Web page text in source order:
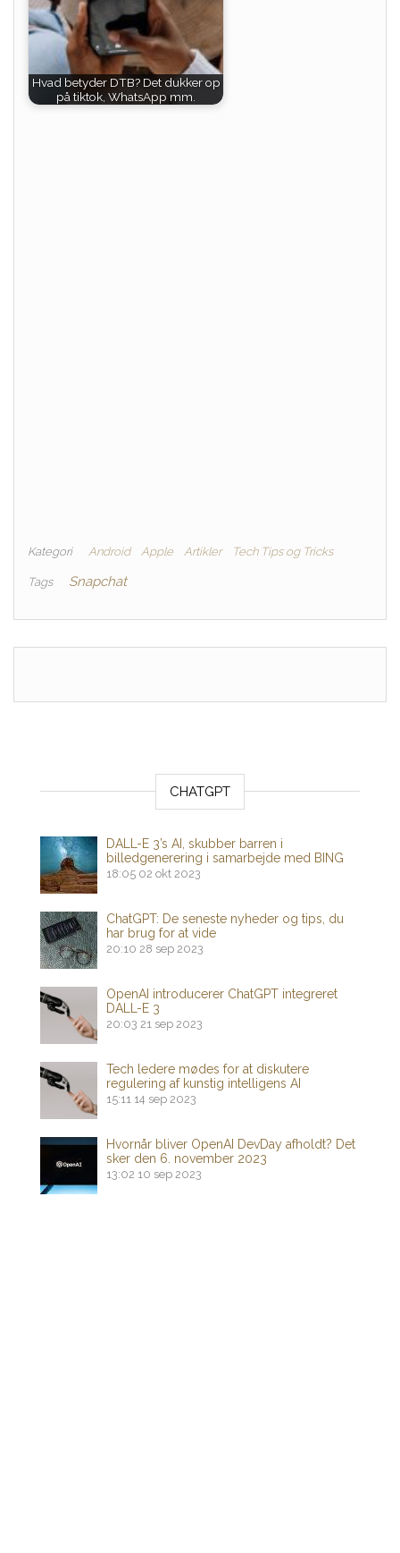
Hvad betyder DTB? Det dukker op
på tiktok, WhatsApp mm.
Kategori Android Apple Artikler Tech Tips og Tricks
Tags Snapchat
CHATGPT
DALL-E 3’s AI, skubber barren i
billedgenerering i samarbejde med BING
18:05 02 okt 2023
ChatGPT: De seneste nyheder og tips, du
har brug for at vide
20:10 28 sep 2023
OpenAI introducerer ChatGPT integreret
DALL-E 3
20:03 21 sep 2023
Tech ledere mødes for at diskutere
regulering af kunstig intelligens AI
15:11 14 sep 2023
Hvornår bliver OpenAI DevDay afholdt? Det
sker den 6. november 2023
13:02 10 sep 2023